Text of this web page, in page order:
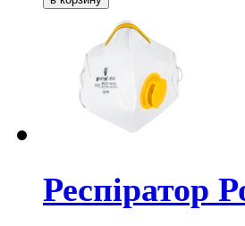
Респіратор